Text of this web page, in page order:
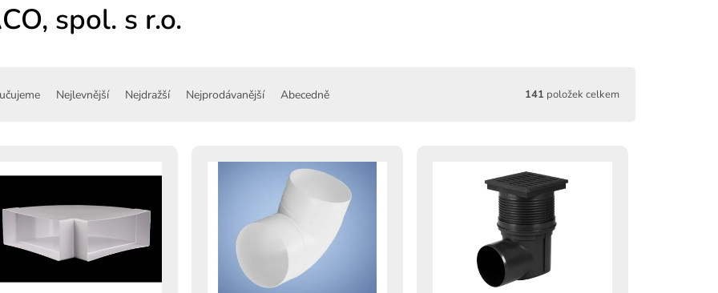
spol. s r.o.
Nejlevnější Nejdražší Nejprodávanější Abecedně 141 položek celkem